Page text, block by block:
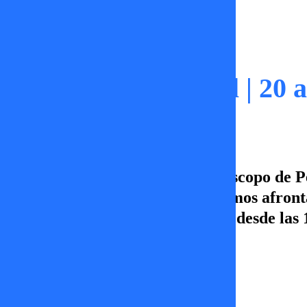
Horóscopo Semanal | 20
¡Conoce los consejos que el horóscopo
hablaron y nos dicen cómo debemos
Acompáñanos de lunes a viernes desde